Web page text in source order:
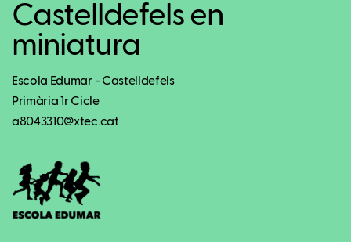
Castelldefels en
miniatura
Escola Edumar - Castelldefels
Primària 1r Cicle
a8043310@xtec.cat
.